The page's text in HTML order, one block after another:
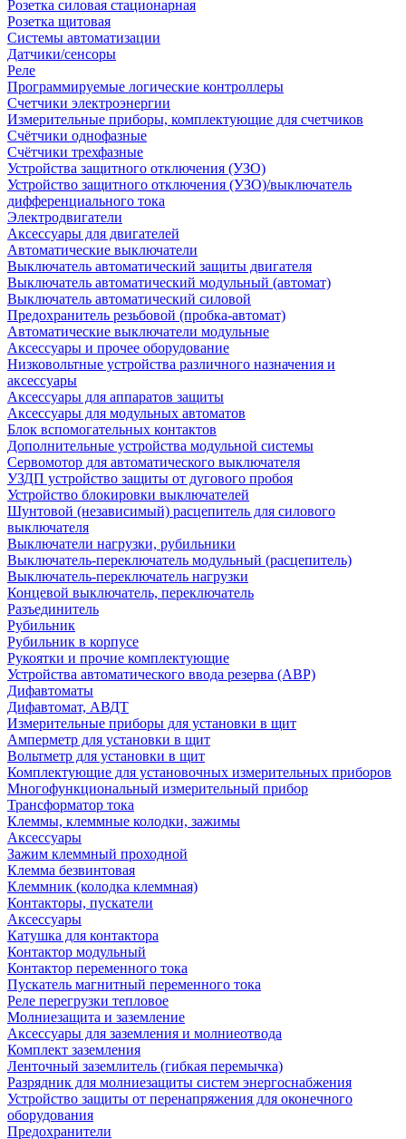
Розетка силовая стационарная
Розетка щитовая
Системы автоматизации
Датчики/сенсоры
Реле
Программируемые логические контроллеры
Счетчики электроэнергии
Измерительные приборы, комплектующие для счетчиков
Счётчики однофазные
Счётчики трехфазные
Устройства защитного отключения (УЗО)
Устройство защитного отключения (УЗО)/выключатель
дифференциального тока
Электродвигатели
Аксессуары для двигателей
Автоматические выключатели
Выключатель автоматический защиты двигателя
Выключатель автоматический модульный (автомат)
Выключатель автоматический силовой
Предохранитель резьбовой (пробка-автомат)
Автоматические выключатели модульные
Аксессуары и прочее оборудование
Низковольтные устройства различного назначения и
аксессуары
Аксессуары для аппаратов защиты
Аксессуары для модульных автоматов
Блок вспомогательных контактов
Дополнительные устройства модульной системы
Сервомотор для автоматического выключателя
УЗДП устройство защиты от дугового пробоя
Устройство блокировки выключателей
Шунтовой (независимый) расцепитель для силового
выключателя
Выключатели нагрузки, рубильники
Выключатель-переключатель модульный (расцепитель)
Выключатель-переключатель нагрузки
Концевой выключатель, переключатель
Разъединитель
Рубильник
Рубильник в корпусе
Рукоятки и прочие комплектующие
Устройства автоматического ввода резерва (АВР)
Дифавтоматы
Дифавтомат, АВДТ
Измерительные приборы для установки в щит
Амперметр для установки в щит
Вольтметр для установки в щит
Комплектующие для установочных измерительных приборов
Многофункциональный измерительный прибор
Трансформатор тока
Клеммы, клеммные колодки, зажимы
Аксессуары
Зажим клеммный проходной
Клемма безвинтовая
Клеммник (колодка клеммная)
Контакторы, пускатели
Аксессуары
Катушка для контактора
Контактор модульный
Контактор переменного тока
Пускатель магнитный переменного тока
Реле перегрузки тепловое
Молниезащита и заземление
Аксессуары для заземления и молниеотвода
Комплект заземления
Ленточный заземлитель (гибкая перемычка)
Разрядник для молниезащиты систем энергоснабжения
Устройство защиты от перенапряжения для оконечного
оборудования
Предохранители